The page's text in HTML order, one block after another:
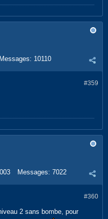
Messages: 10110
#359
Messages: 7022
#360
2 sans bombe, pour